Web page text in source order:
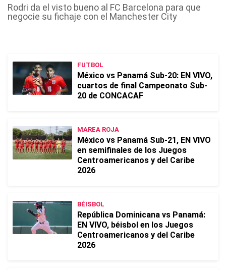
Rodri da el visto bueno al FC Barcelona para que
negocie su fichaje con el Manchester City
FUTBOL
México vs Panamá Sub-20: EN VIVO,
cuartos de final Campeonato Sub-
20 de CONCACAF
MAREA ROJA
México vs Panamá Sub-21, EN VIVO
en semifinales de los Juegos
Centroamericanos y del Caribe
2026
BÉISBOL
República Dominicana vs Panamá:
EN VIVO, béisbol en los Juegos
Centroamericanos y del Caribe
2026